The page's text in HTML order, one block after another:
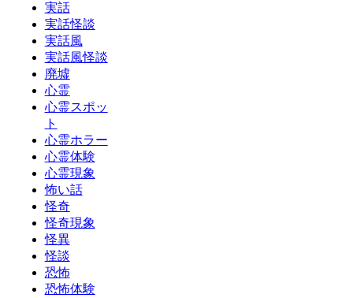
実話
実話怪談
実話風
実話風怪談
廃墟
心霊
心霊スポッ
ト
心霊ホラー
心霊体験
心霊現象
怖い話
怪奇
怪奇現象
怪異
怪談
恐怖
恐怖体験